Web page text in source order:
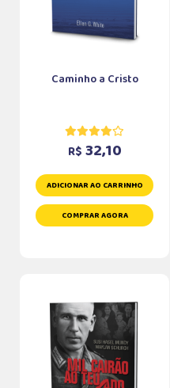
Caminho a Cristo
R$ 32,10
ADICIONAR AO CARRINHO
COMPRAR AGORA